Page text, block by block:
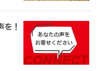
！